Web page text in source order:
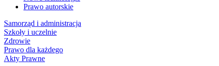
Prawo autorskie
Samorząd i administracja
Szkoły i uczelnie
Zdrowie
Prawo dla każdego
Akty Prawne